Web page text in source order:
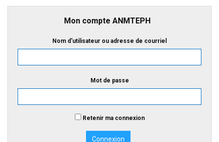
Mon compte ANMTEPH
Nom d'utilisateur ou adresse de courriel
Mot de passe
Retenir ma connexion